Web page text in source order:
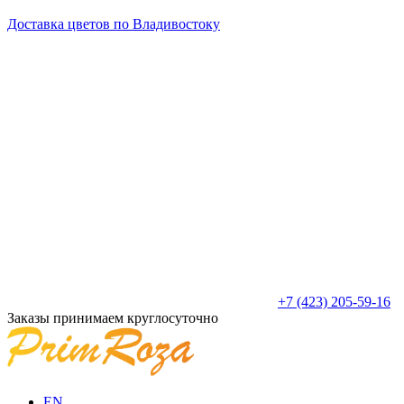
Доставка цветов по Владивостоку
+7 (423) 205-59-16
Заказы принимаем круглосуточно